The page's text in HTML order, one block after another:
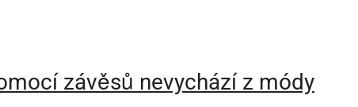
závěsů nevychází z módy